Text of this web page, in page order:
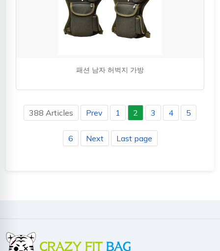
패션 남자 허벅지 가방
388 Articles Prev 1 2 3 4 5
6 Next Last page